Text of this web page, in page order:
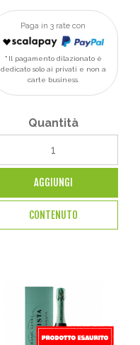
Paga in 3 rate con
Il pagamento dilazionato è
dedicato solo ai privati e non a
carte business.
Quantità
AGGIUNGI
CONTENUTO